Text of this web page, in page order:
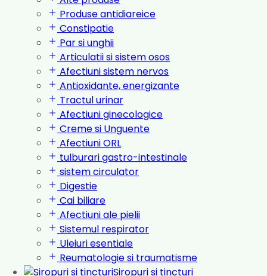
Produse antidiareice
Constipatie
Par si unghii
Articulatii si sistem osos
Afectiuni sistem nervos
Antioxidante, energizante
Tractul urinar
Afectiuni ginecologice
Creme si Unguente
Afectiuni ORL
tulburari gastro-intestinale
sistem circulator
Digestie
Cai biliare
Afectiuni ale pielii
Sistemul respirator
Uleiuri esentiale
Reumatologie si traumatisme
Siropuri si tincturi